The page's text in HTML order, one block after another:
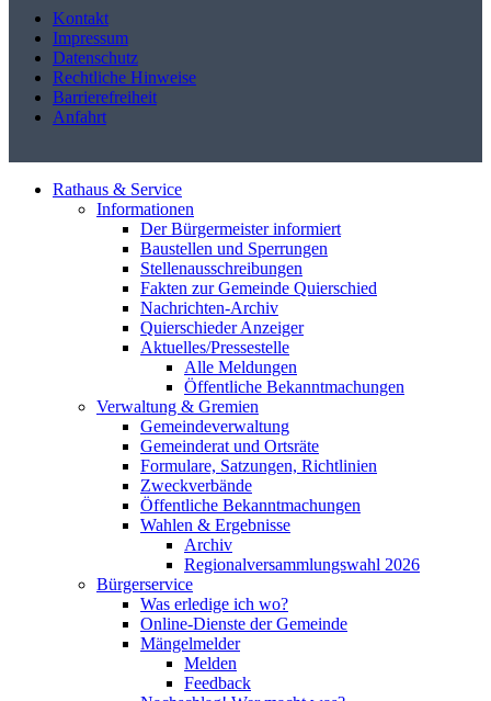
Kontakt
Impressum
Datenschutz
Rechtliche Hinweise
Barrierefreiheit
Anfahrt
Rathaus & Service
Informationen
Der Bürgermeister informiert
Baustellen und Sperrungen
Stellenausschreibungen
Fakten zur Gemeinde Quierschied
Nachrichten-Archiv
Quierschieder Anzeiger
Aktuelles/Pressestelle
Alle Meldungen
Öffentliche Bekanntmachungen
Verwaltung & Gremien
Gemeindeverwaltung
Gemeinderat und Ortsräte
Formulare, Satzungen, Richtlinien
Zweckverbände
Öffentliche Bekanntmachungen
Wahlen & Ergebnisse
Archiv
Regionalversammlungswahl 2026
Bürgerservice
Was erledige ich wo?
Online-Dienste der Gemeinde
Mängelmelder
Melden
Feedback